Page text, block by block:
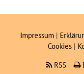
Impressum |
Cookies|
RSS